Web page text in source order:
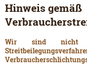
Hinweis gemäß
Wir sind nicht